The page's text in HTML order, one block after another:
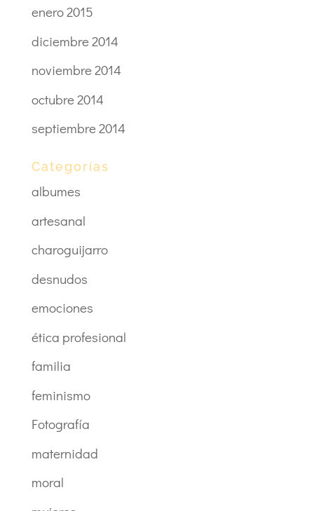
enero 2015
diciembre 2014
noviembre 2014
octubre 2014
septiembre 2014
Categorías
albumes
artesanal
charoguijarro
desnudos
emociones
ética profesional
familia
feminismo
Fotografía
maternidad
moral